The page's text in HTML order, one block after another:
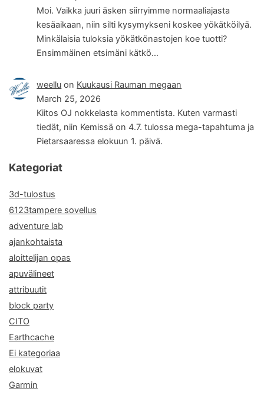
Moi. Vaikka juuri äsken siirryimme normaaliajasta
kesäaikaan, niin silti kysymykseni koskee yökätköilyä.
Minkälaisia tuloksia yökätkönastojen koe tuotti?
Ensimmäinen etsimäni kätkö…
weellu on Kuukausi Rauman megaan
March 25, 2026
Kiitos OJ nokkelasta kommentista. Kuten varmasti
tiedät, niin Kemissä on 4.7. tulossa mega-tapahtuma ja
Pietarsaaressa elokuun 1. päivä.
Kategoriat
3d-tulostus
6123tampere sovellus
adventure lab
ajankohtaista
aloittelijan opas
apuvälineet
attribuutit
block party
CITO
Earthcache
Ei kategoriaa
elokuvat
Garmin